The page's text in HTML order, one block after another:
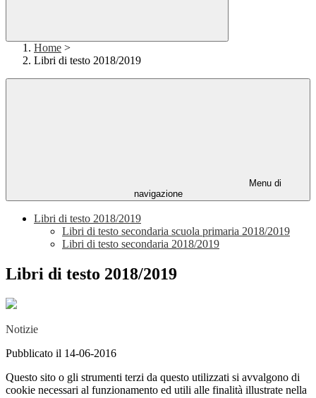
Home >
Libri di testo 2018/2019
Menu di
navigazione
Libri di testo 2018/2019
Libri di testo secondaria scuola primaria 2018/2019
Libri di testo secondaria 2018/2019
Libri di testo 2018/2019
Notizie
Pubblicato il 14-06-2016
Questo sito o gli strumenti terzi da questo utilizzati si avvalgono di
cookie necessari al funzionamento ed utili alle finalità illustrate nella